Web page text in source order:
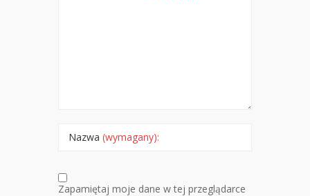
Nazwa (wymagany):
Zapamiętaj moje dane w tej przeglądarce